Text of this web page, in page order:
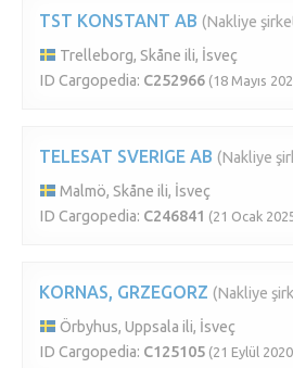
TST KONSTANT AB (Nakliye
Trelleborg, Skåne ili, İsveç
ID Cargopedia: C252966 (18 Mayıs
TELESAT SVERIGE AB (Nakliye
Malmö, Skåne ili, İsveç
ID Cargopedia: C246841 (21 Ocak
KORNAS, GRZEGORZ (Nakliye
Örbyhus, Uppsala ili, İsveç
ID Cargopedia: C125105 (21 Eylül